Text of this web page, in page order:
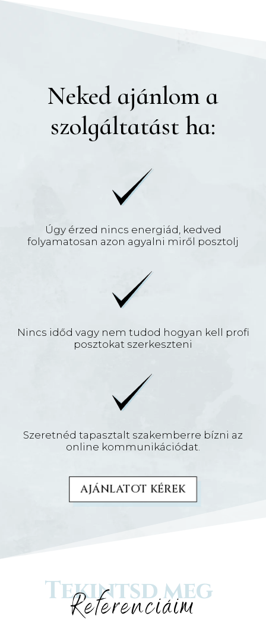
Neked ajánlom a
szolgáltatást ha:
Úgy érzed nincs energiád, kedved
folyamatosan azon agyalni miről posztolj
Nincs időd vagy nem tudod hogyan kell profi
posztokat szerkeszteni
Szeretnéd tapasztalt szakemberre bízni az
online kommunikációdat.
AJÁNLATOT KÉREK
Tekintsd meg
Referenciáim